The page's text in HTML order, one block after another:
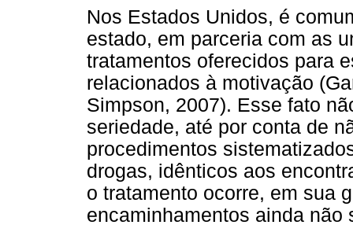
Nos Estados Unidos, é
estado, em parceria com as
tratamentos oferecidos para
relacionados à motivação
Simpson, 2007). Esse fato
seriedade, até por conta de
procedimentos
drogas, idênticos aos
o tratamento ocorre, em sua
encaminhamentos ainda